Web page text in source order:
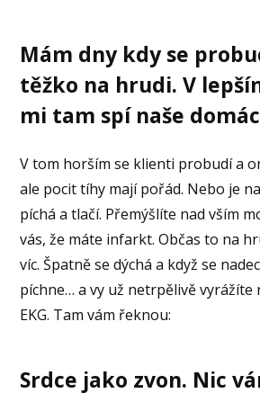
Mám dny kdy se
těžko na hrudi. V
mi tam spí naše
V tom horším se klienti probudí a
ale pocit tíhy mají pořád. Nebo je
píchá a tlačí. Přemýšlíte nad vším
vás, že máte infarkt. Občas to na
víc. Špatně se dýchá a když se
píchne… a vy už netrpělivě vyrážíte
EKG. Tam vám řeknou:
Srdce jako zvon. Nic